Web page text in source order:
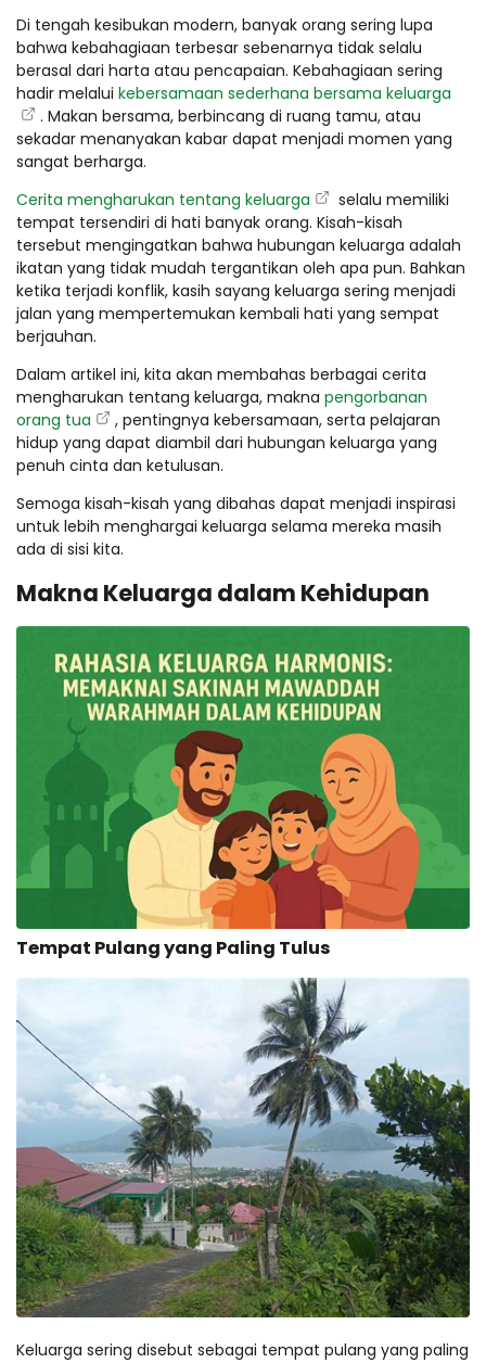
Di tengah kesibukan modern, banyak orang sering lupa
bahwa kebahagiaan terbesar sebenarnya tidak selalu
berasal dari harta atau pencapaian. Kebahagiaan sering
hadir melalui kebersamaan sederhana bersama keluarga
. Makan bersama, berbincang di ruang tamu, atau
sekadar menanyakan kabar dapat menjadi momen yang
sangat berharga.
Cerita mengharukan tentang keluarga
selalu memiliki
tempat tersendiri di hati banyak orang. Kisah-kisah
tersebut mengingatkan bahwa hubungan keluarga adalah
ikatan yang tidak mudah tergantikan oleh apa pun. Bahkan
ketika terjadi konflik, kasih sayang keluarga sering menjadi
jalan yang mempertemukan kembali hati yang sempat
berjauhan.
Dalam artikel ini, kita akan membahas berbagai cerita
mengharukan tentang keluarga, makna pengorbanan
orang tua
, pentingnya kebersamaan, serta pelajaran
hidup yang dapat diambil dari hubungan keluarga yang
penuh cinta dan ketulusan.
Semoga kisah-kisah yang dibahas dapat menjadi inspirasi
untuk lebih menghargai keluarga selama mereka masih
ada di sisi kita.
Makna Keluarga dalam Kehidupan
Tempat Pulang yang Paling Tulus
Keluarga sering disebut sebagai tempat pulang yang paling